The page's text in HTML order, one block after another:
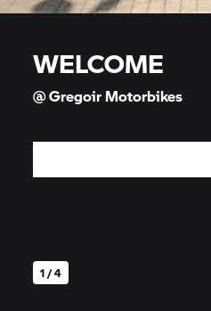
1 / 4
WELCOME
@ Gregoir Motorbikes